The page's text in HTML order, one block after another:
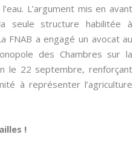
L’argument mis en avant
seule structure habilitée à
FNAB a engagé un avocat au
des Chambres sur la
le 22 septembre, renforçant
à représenter l’agriculture
!